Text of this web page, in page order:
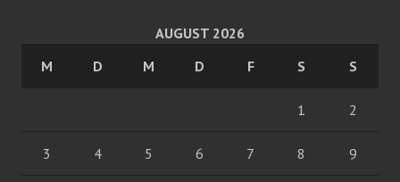
AUGUST 2026
M
D M D F S S
1 2
3 4 5 6 7 8 9